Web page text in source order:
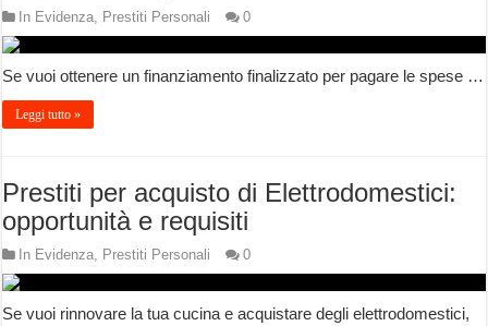
In Evidenza, Prestiti Personali 0
Se vuoi ottenere un finanziamento finalizzato per pagare le spese …
Leggi tutto »
Prestiti per acquisto di Elettrodomestici:
opportunità e requisiti
In Evidenza, Prestiti Personali 0
Se vuoi rinnovare la tua cucina e acquistare degli elettrodomestici,